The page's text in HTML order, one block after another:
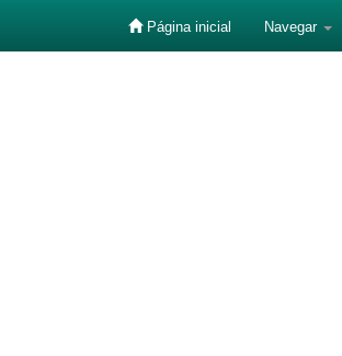
Página inicial Navegar